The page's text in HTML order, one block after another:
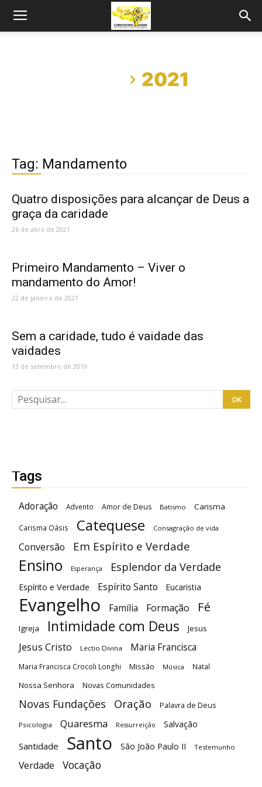
2021
Tag: Mandamento
Quatro disposições para alcançar de Deus a
graça da caridade
26 de abril de 2021
Primeiro Mandamento – Viver o
mandamento do Amor!
22 de janeiro de 2021
Sem a caridade, tudo é vaidade das
vaidades
13 de setembro de 2019
Tags
Adoração Advento Amor de Deus Batismo Carisma
Carisma Oásis Catequese Consagração de vida
Conversão Em Espírito e Verdade
Ensino Esperança Esplendor da Verdade
Espírito e Verdade Espírito Santo Eucaristia
Evangelho Família Formação Fé
Igreja Intimidade com Deus Jesus
Jesus Cristo Lectio Divina Maria Francisca
Maria Francisca Crocoli Longhi Missão Música Natal
Nossa Senhora Novas Comunidades
Novas Fundações Oração Palavra de Deus
Psicologia Quaresma Ressurreição Salvação
Santidade Santo São João Paulo II Testemunho
Verdade Vocação